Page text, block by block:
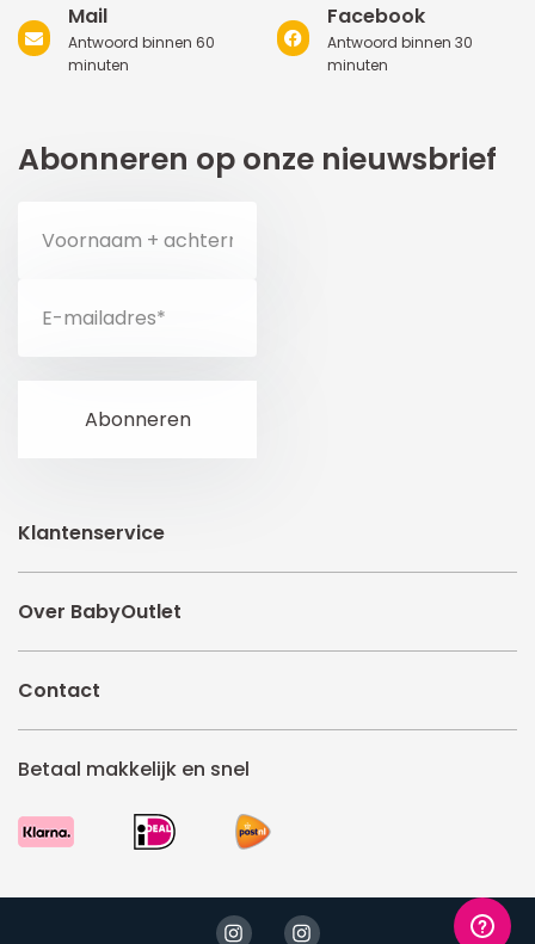
Mail
Antwoord binnen 60
minuten
Facebook
Antwoord binnen 30
minuten
Abonneren op onze nieuwsbrief
Klantenservice
Over BabyOutlet
Contact
Betaal makkelijk en snel